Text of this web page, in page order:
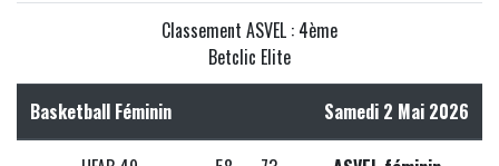
Classement ASVEL : 4ème
Betclic Elite
Basketball Féminin Samedi 2 Mai 2026